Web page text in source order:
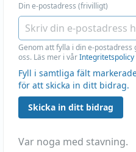
Din e-postadress (frivilligt)
Genom att fylla i din e-
oss. Läs mer i vårIntegritetspolicy
Fyll i samtliga fält
för att skicka in ditt bidrag.
Skicka in ditt bidrag
Var noga med stavning.